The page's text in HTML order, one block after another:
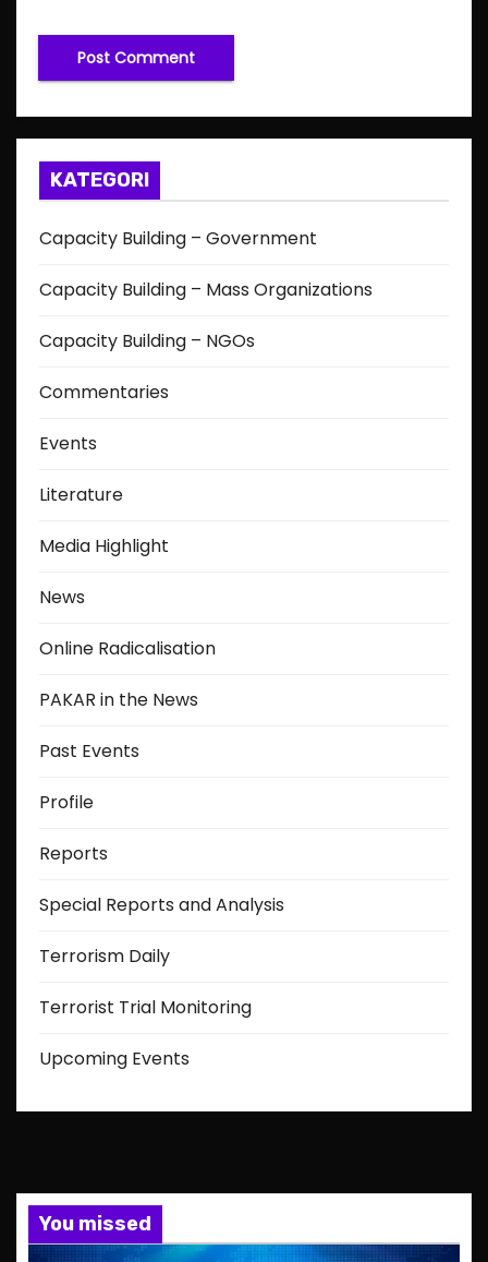
KATEGORI
Capacity Building – Government
Capacity Building – Mass Organizations
Capacity Building – NGOs
Commentaries
Events
Literature
Media Highlight
News
Online Radicalisation
PAKAR in the News
Past Events
Profile
Reports
Special Reports and Analysis
Terrorism Daily
Terrorist Trial Monitoring
Upcoming Events
You missed